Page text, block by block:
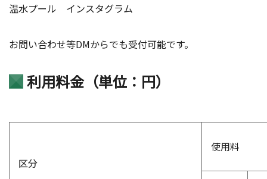
温水プール インスタグラム
お問い合わせ等DMからでも受付可能です。
利用料金（単位：円）
区分
使用料